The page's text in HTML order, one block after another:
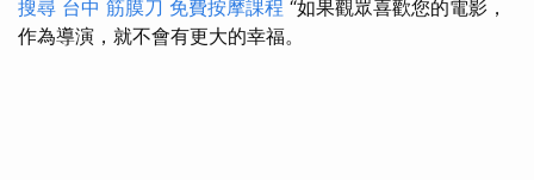
搜尋 台中 筋膜刀 免費按摩課程 “如果觀眾喜歡您的電影，
作為導演，就不會有更大的幸福。